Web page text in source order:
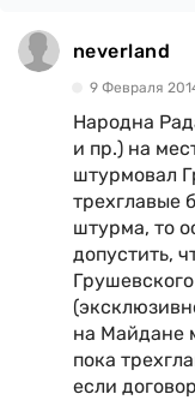
neverland
9 Февраля
Народна
и пр.) на
штурмовал
трехглавые
штурма, то
допустить,
на Майдане
пока
если